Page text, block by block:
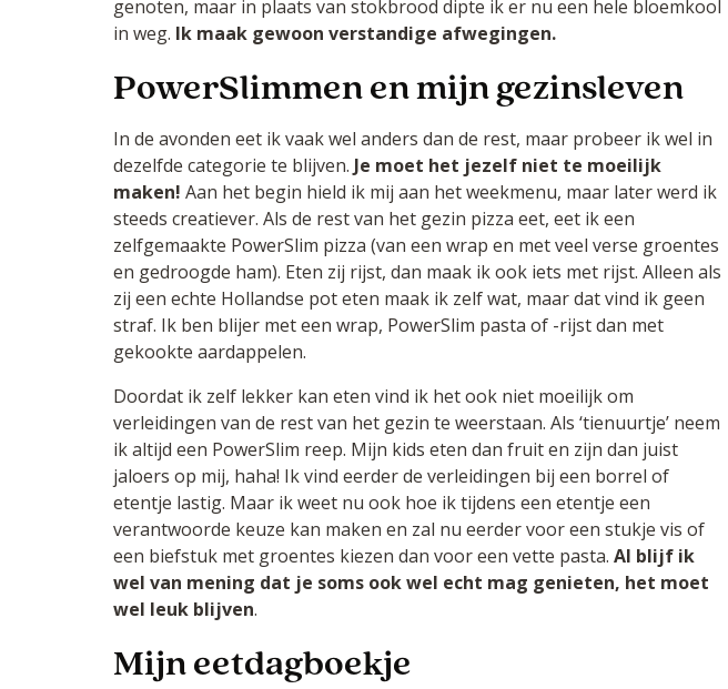
genoten, maar in plaats van stokbrood dipte ik er nu een hele bloemkool
in weg. Ik maak gewoon verstandige afwegingen.
PowerSlimmen en mijn gezinsleven
In de avonden eet ik vaak wel anders dan de rest, maar probeer ik wel in
dezelfde categorie te blijven. Je moet het jezelf niet te moeilijk
maken! Aan het begin hield ik mij aan het weekmenu, maar later werd ik
steeds creatiever. Als de rest van het gezin pizza eet, eet ik een
zelfgemaakte PowerSlim pizza (van een wrap en met veel verse groentes
en gedroogde ham). Eten zij rijst, dan maak ik ook iets met rijst. Alleen als
zij een echte Hollandse pot eten maak ik zelf wat, maar dat vind ik geen
straf. Ik ben blijer met een wrap, PowerSlim pasta of -rijst dan met
gekookte aardappelen.
Doordat ik zelf lekker kan eten vind ik het ook niet moeilijk om
verleidingen van de rest van het gezin te weerstaan. Als ‘tienuurtje’ neem
ik altijd een PowerSlim reep. Mijn kids eten dan fruit en zijn dan juist
jaloers op mij, haha! Ik vind eerder de verleidingen bij een borrel of
etentje lastig. Maar ik weet nu ook hoe ik tijdens een etentje een
verantwoorde keuze kan maken en zal nu eerder voor een stukje vis of
een biefstuk met groentes kiezen dan voor een vette pasta. Al blijf ik
wel van mening dat je soms ook wel echt mag genieten, het moet
wel leuk blijven.
Mijn eetdagboekje